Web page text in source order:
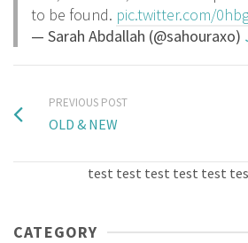
to be found. pic.twitter.com/
— Sarah Abdallah (@sahouraxo)
PREVIOUS POST
OLD & NEW
test test test test test
CATEGORY